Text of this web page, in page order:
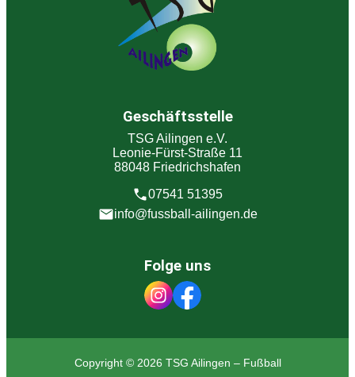
Geschäftsstelle
TSG Ailingen e.V.
Leonie-Fürst-Straße 11
88048 Friedrichshafen
07541 51395
info@fussball-ailingen.de
Folge uns
Copyright © 2026 TSG Ailingen – Fußball